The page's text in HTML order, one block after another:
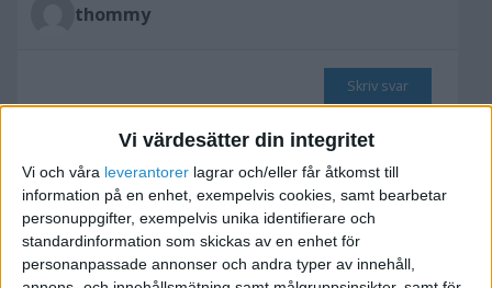
Vi värdesätter din integritet
Vi och våra leverantorer lagrar och/eller får åtkomst till
information på en enhet, exempelvis cookies, samt bearbetar
personuppgifter, exempelvis unika identifierare och
standardinformation som skickas av en enhet för
personanpassade annonser och andra typer av innehåll,
thommy
Skriv svar
Har AB som skall avvecklas
och starta ett KB. En fråga.
2017-01-14 13:28